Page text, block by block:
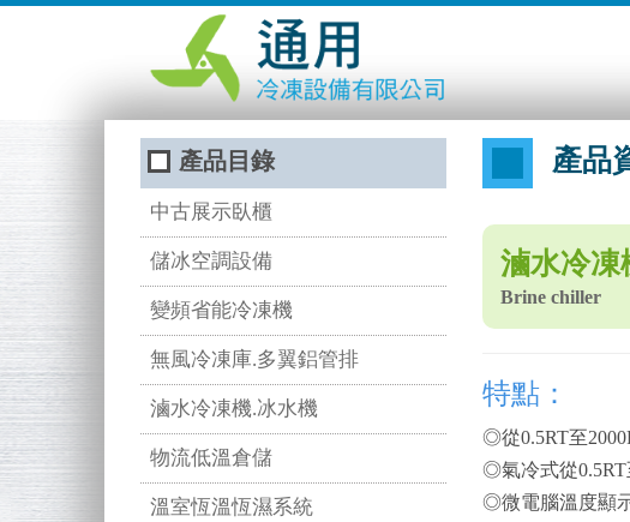
產品目錄
中古展示臥櫃
儲冰空調設備
變頻省能冷凍機
無風冷凍庫.多翼鋁管排
滷水冷凍機.冰水機
物流低溫倉儲
溫室恆溫恆濕系統
產品
滷水冷凍
Brine chiller
特點：
◎從0.5RT至
◎氣冷式從0.5RT
◎微電腦溫度顯